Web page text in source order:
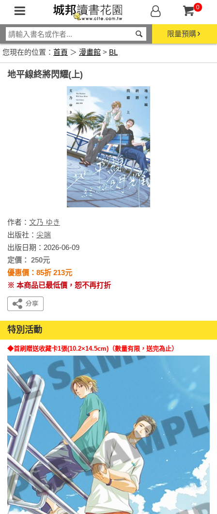
0
限量預購
您現在的位置： 首頁 ＞ 漫畫館 > BL
地平線終將閃耀(上)
作者： 文乃 ゆき
出版社： 尖端
出版日期：2026-06-09
定價： 250元
優惠價：85折 213元
※ 本商品已最低價，恕不再打折
特別活動
◆首刷贈送收藏卡1張(10.2×14.5cm)（數量有限，送完為止）